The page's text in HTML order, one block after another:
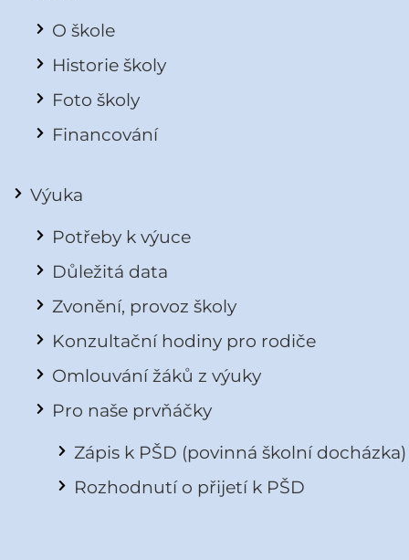
O škole
Historie školy
Foto školy
Financování
Výuka
Potřeby k výuce
Důležitá data
Zvonění, provoz školy
Konzultační hodiny pro rodiče
Omlouvání žáků z výuky
Pro naše prvňáčky
Zápis k PŠD (povinná školní docházka)
Rozhodnutí o přijetí k PŠD